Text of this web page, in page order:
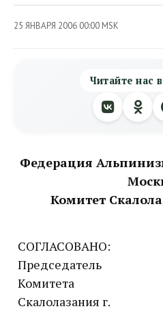
25 ЯНВАРЯ 2006 00:00 MSK
Читайте нас
Федерация
Комитет
СОГЛАСОВАНО:
Председатель
Комитета
Скалолазания г.